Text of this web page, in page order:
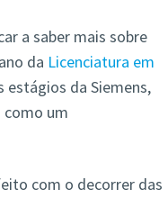
a saber mais sobre
da Licenciatura em
da Siemens,
como um
com o decorrer das